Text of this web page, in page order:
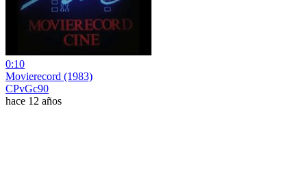
0:10
Movierecord (1983)
CPvGc90
hace 12 años